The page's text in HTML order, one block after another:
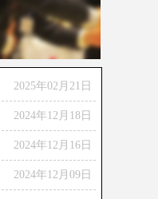
2025年02月21日
2024年12月18日
2024年12月16日
2024年12月09日